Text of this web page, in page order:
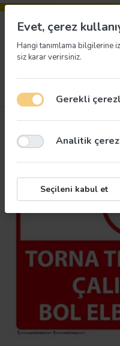
Evet, çerez
Hangi tanımlama bilgilerine
siz karar verirsiniz.
Gerekli
Analitik
Seçileni kabul et